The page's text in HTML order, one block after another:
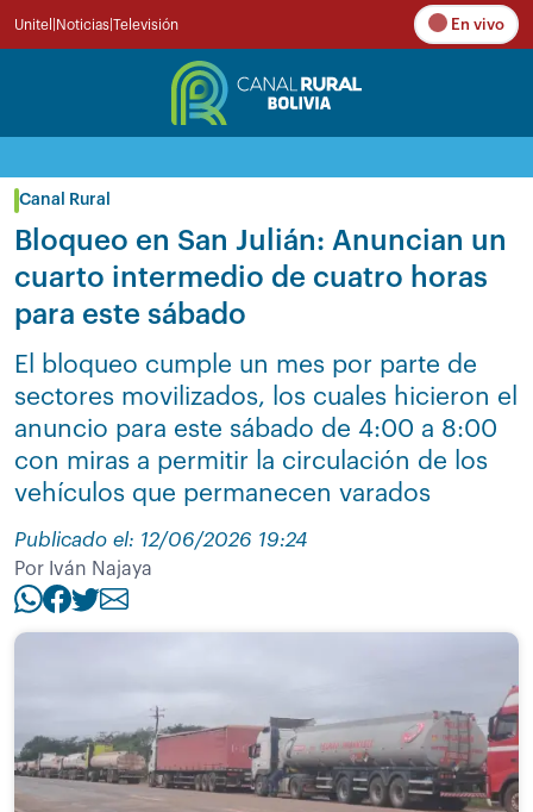
Unitel Noticias Televisión En vivo
Canal Rural
Bloqueo en San Julián: Anuncian un
cuarto intermedio de cuatro horas
para este sábado
El bloqueo cumple un mes por parte de
sectores movilizados, los cuales hicieron el
anuncio para este sábado de 4:00 a 8:00
con miras a permitir la circulación de los
vehículos que permanecen varados
Publicado el: 12/06/2026 19:24
Por Iván Najaya